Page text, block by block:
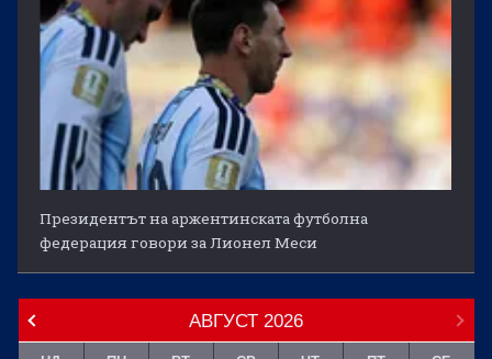
Президентът на аржентинската футболна
федерация говори за Лионел Меси
АВГУСТ 2026